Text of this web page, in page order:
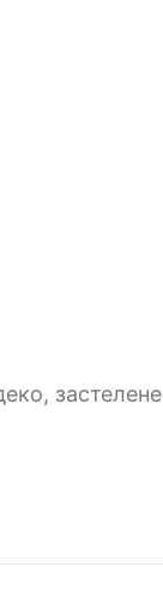
застелене